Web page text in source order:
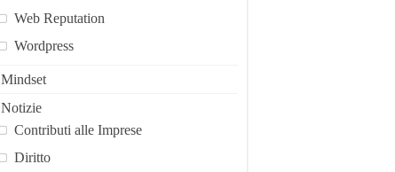
Web Reputation
Wordpress
Mindset
Notizie
Contributi alle Imprese
Diritto